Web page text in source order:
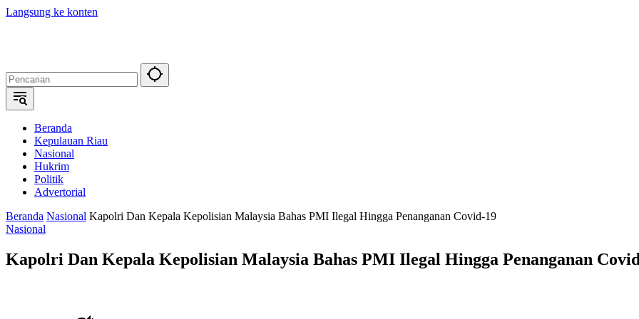
Langsung ke konten
Beranda
Kepulauan Riau
Nasional
Hukrim
Politik
Advertorial
Beranda Nasional Kapolri Dan Kepala Kepolisian Malaysia Bahas PMI Ilegal Hingga Penanganan Covid-19
Nasional
Kapolri Dan Kepala Kepolisian Malaysia Bahas PMI Ilegal Hingga Penanganan